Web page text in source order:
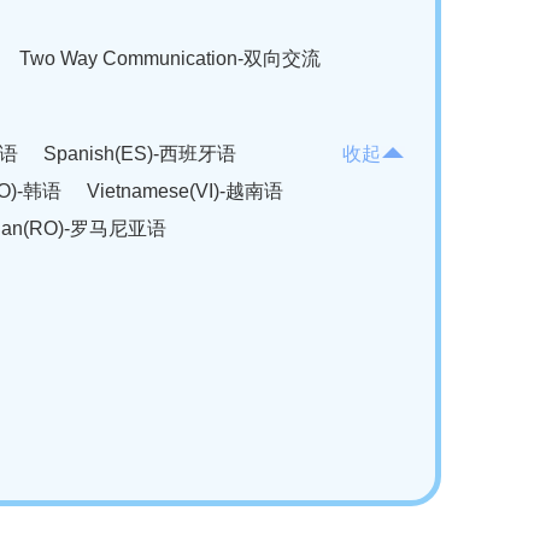
Two Way Communication-双向交流
Spanish(ES)-西班牙语
韩语
Vietnamese(VI)-越南语
罗马尼亚语
收起